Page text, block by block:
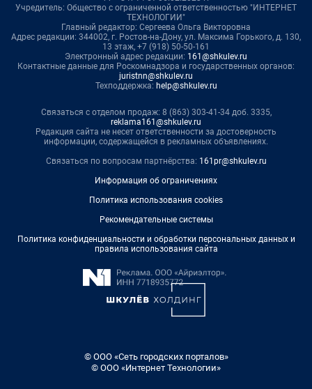
Учредитель: Общество с ограниченной ответственностью "ИНТЕРНЕТ
ТЕХНОЛОГИИ"
Главный редактор: Сергеева Ольга Викторовна
Адрес редакции: 344002, г. Ростов-на-Дону, ул. Максима Горького, д. 130,
13 этаж, +7 (918) 50-50-161
Электронный адрес редакции: 161@shkulev.ru
Контактные данные для Роскомнадзора и государственных органов:
juristnn@shkulev.ru
Техподдержка: help@shkulev.ru
Связаться с отделом продаж: 8 (863) 303-41-34 доб. 3335,
reklama161@shkulev.ru
Редакция сайта не несет ответственности за достоверность
информации, содержащейся в рекламных объявлениях.
Связаться по вопросам партнёрства: 161pr@shkulev.ru
Информация об ограничениях
Политика использования cookies
Рекомендательные системы
Политика конфиденциальности и обработки персональных данных и
правила использования сайта
© ООО «Сеть городских порталов»
© ООО «Интернет Технологии»